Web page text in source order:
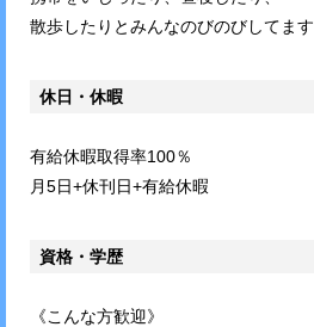
散歩したりとみんなのびのびしてます
休日・休暇
有給休暇取得率100％
月5日+休刊日+有給休暇
資格・学歴
《こんな方歓迎》